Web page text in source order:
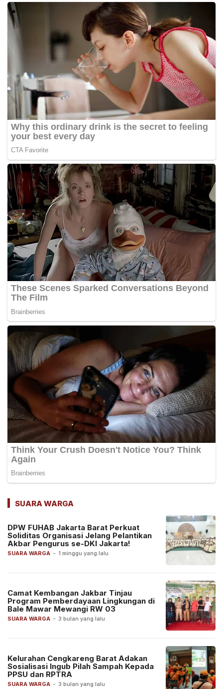
SUARA WARGA
SUARA WARGA - 1 minggu yang lalu
DPW FUHAB Jakarta Barat Perkuat
Soliditas Organisasi Jelang Pelantikan
Akbar Pengurus se-DKI Jakarta!
SUARA WARGA - 3 bulan yang lalu
Camat Kembangan Jakbar Tinjau
Program Pemberdayaan Lingkungan di
Bale Mawar Mewangi RW 03
SUARA WARGA - 3 bulan yang lalu
Kelurahan Cengkareng Barat Adakan
Sosialisasi Ingub Pilah Sampah Kepada
PPSU dan RPTRA